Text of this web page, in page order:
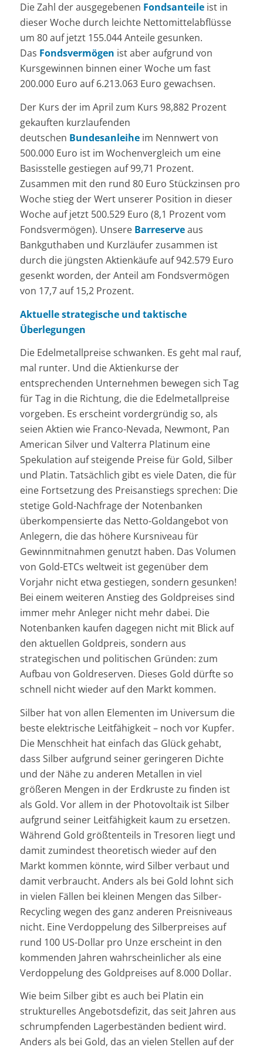
Die Zahl der ausgegebenen Fondsanteileist in
dieser Woche durch leichte Nettomittelabflüsse
um 80 auf jetzt 155.044 Anteile gesunken.
Das Fondsvermögen ist aber aufgrund von
Kursgewinnen binnen einer Woche um fast
200.000 Euro auf 6.213.063 Euro gewachsen.
Der Kurs der im April zum Kurs 98,882 Prozent
gekauften kurzlaufenden
deutschen Bundesanleiheim Nennwert von
500.000 Euro ist im Wochenvergleich um eine
Basisstelle gestiegen auf 99,71 Prozent.
Zusammen mit den rund 80 Euro Stückzinsen pro
Woche stieg der Wert unserer Position in dieser
Woche auf jetzt 500.529 Euro (8,1 Prozent vom
Fondsvermögen). Unsere Barreserveaus
Bankguthaben und Kurzläufer zusammen ist
durch die jüngsten Aktienkäufe auf 942.579 Euro
gesenkt worden, der Anteil am Fondsvermögen
von 17,7 auf 15,2 Prozent.
Aktuelle strategische und taktische
Überlegungen
Die Edelmetallpreise schwanken. Es geht mal rauf,
mal runter. Und die Aktienkurse der
entsprechenden Unternehmen bewegen sich Tag
für Tag in die Richtung, die die Edelmetallpreise
vorgeben. Es erscheint vordergründig so, als
seien Aktien wie Franco-Nevada, Newmont, Pan
American Silver und Valterra Platinum eine
Spekulation auf steigende Preise für Gold, Silber
und Platin. Tatsächlich gibt es viele Daten, die für
eine Fortsetzung des Preisanstiegs sprechen: Die
stetige Gold-Nachfrage der Notenbanken
überkompensierte das Netto-Goldangebot von
Anlegern, die das höhere Kursniveau für
Gewinnmitnahmen genutzt haben. Das Volumen
von Gold-ETCs weltweit ist gegenüber dem
Vorjahr nicht etwa gestiegen, sondern gesunken!
Bei einem weiteren Anstieg des Goldpreises sind
immer mehr Anleger nicht mehr dabei. Die
Notenbanken kaufen dagegen nicht mit Blick auf
den aktuellen Goldpreis, sondern aus
strategischen und politischen Gründen: zum
Aufbau von Goldreserven. Dieses Gold dürfte so
schnell nicht wieder auf den Markt kommen.
Silber hat von allen Elementen im Universum die
beste elektrische Leitfähigkeit – noch vor Kupfer.
Die Menschheit hat einfach das Glück gehabt,
dass Silber aufgrund seiner geringeren Dichte
und der Nähe zu anderen Metallen in viel
größeren Mengen in der Erdkruste zu finden ist
als Gold. Vor allem in der Photovoltaik ist Silber
aufgrund seiner Leitfähigkeit kaum zu ersetzen.
Während Gold größtenteils in Tresoren liegt und
damit zumindest theoretisch wieder auf den
Markt kommen könnte, wird Silber verbaut und
damit verbraucht. Anders als bei Gold lohnt sich
in vielen Fällen bei kleinen Mengen das Silber-
Recycling wegen des ganz anderen Preisniveaus
nicht. Eine Verdoppelung des Silberpreises auf
rund 100 US-Dollar pro Unze erscheint in den
kommenden Jahren wahrscheinlicher als eine
Verdoppelung des Goldpreises auf 8.000 Dollar.
Wie beim Silber gibt es auch bei Platin ein
strukturelles Angebotsdefizit, das seit Jahren aus
schrumpfenden Lagerbeständen bedient wird.
Anders als bei Gold, das an vielen Stellen auf der